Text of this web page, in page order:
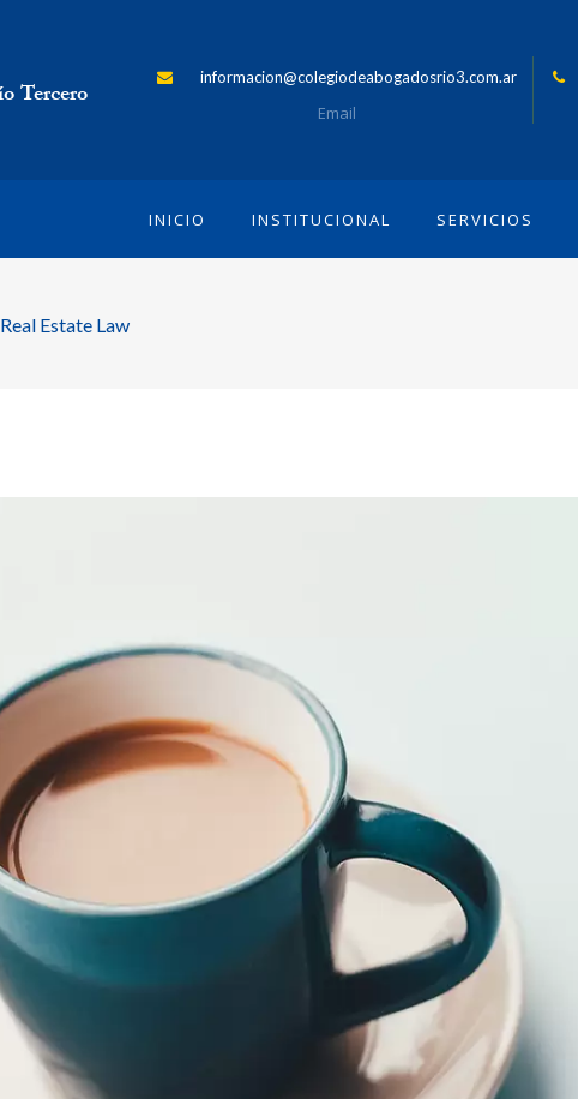
informacion@colegiodeabogadosrio3.com.ar
Email
INICIO INSTITUCIONAL SERVICIOS
Real Estate Law